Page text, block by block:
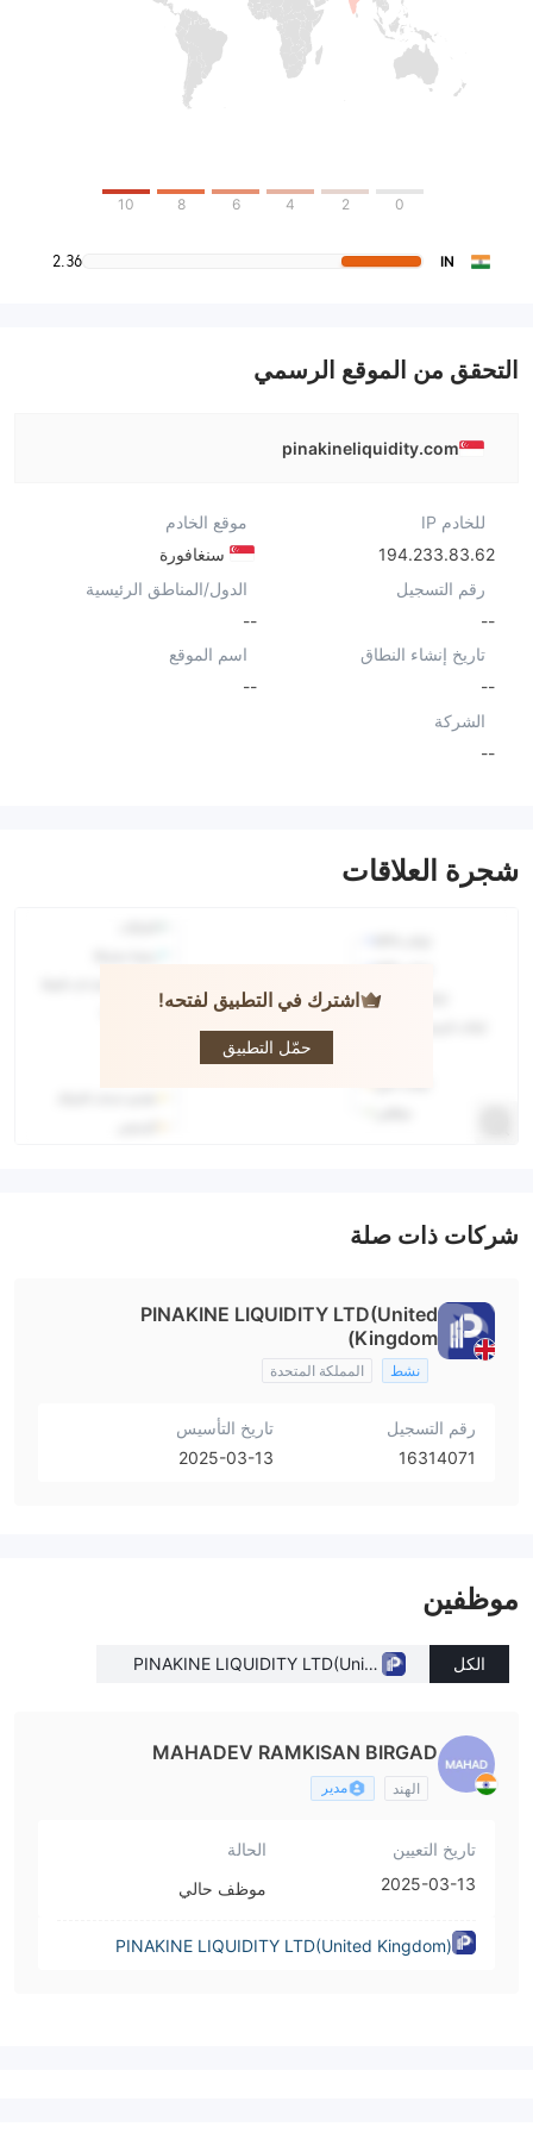
0
2
4
6
8
10
IN
2.36
التحقق من الموقع الرسمي
pinakineliquidity.com
للخادم IP
194.233.83.62
موقع الخادم
سنغافورة
رقم التسجيل
--
الدول/المناطق الرئيسية
--
تاريخ إنشاء النطاق
--
اسم الموقع
--
الشركة
--
شجرة العلاقات
اشترك في التطبيق لفتحه!
حمّل التطبيق
شركات ذات صلة
PINAKINE LIQUIDITY LTD(United
Kingdom)
نشط المملكة المتحدة
رقم التسجيل
16314071
تاريخ التأسيس
2025-03-13
موظفين
الكل
PINAKINE LIQUIDITY LTD(Unite
MAHADEV RAMKISAN BIRGAD
الهند مدير
تاريخ التعيين
2025-03-13
الحالة
موظف حالي
PINAKINE LIQUIDITY LTD(United Kingdom)